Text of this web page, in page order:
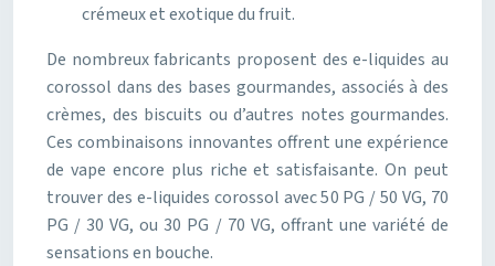
crémeux et exotique du fruit.
De nombreux fabricants proposent des e-liquides au
corossol dans des bases gourmandes, associés à des
crèmes, des biscuits ou d’autres notes gourmandes.
Ces combinaisons innovantes offrent une expérience
de vape encore plus riche et satisfaisante. On peut
trouver des e-liquides corossol avec 50 PG / 50 VG, 70
PG / 30 VG, ou 30 PG / 70 VG, offrant une variété de
sensations en bouche.